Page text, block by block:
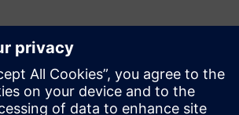
termékek iránt? További
a kapcsolatot szakértői csapatunkkal.